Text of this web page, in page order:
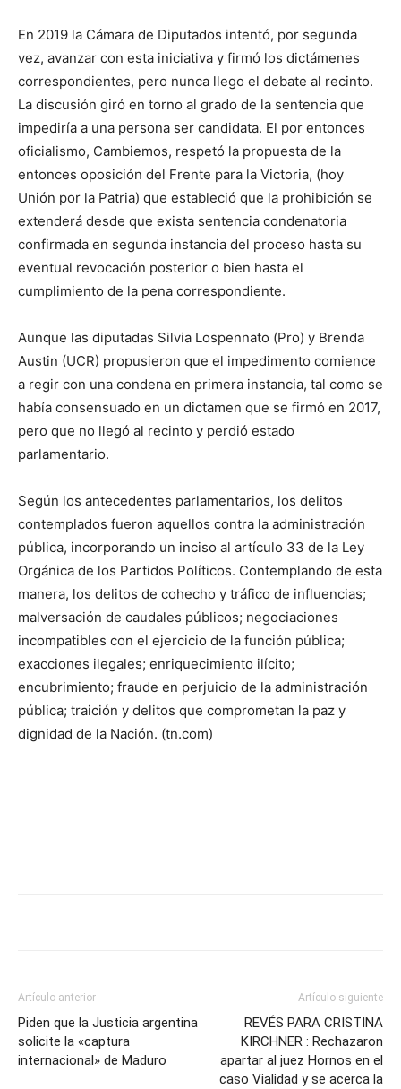
En 2019 la Cámara de Diputados intentó, por segunda
vez, avanzar con esta iniciativa y firmó los dictámenes
correspondientes, pero nunca llego el debate al recinto.
La discusión giró en torno al grado de la sentencia que
impediría a una persona ser candidata. El por entonces
oficialismo, Cambiemos, respetó la propuesta de la
entonces oposición del Frente para la Victoria, (hoy
Unión por la Patria) que estableció que la prohibición se
extenderá desde que exista sentencia condenatoria
confirmada en segunda instancia del proceso hasta su
eventual revocación posterior o bien hasta el
cumplimiento de la pena correspondiente.
Aunque las diputadas Silvia Lospennato (Pro) y Brenda
Austin (UCR) propusieron que el impedimento comience
a regir con una condena en primera instancia, tal como se
había consensuado en un dictamen que se firmó en 2017,
pero que no llegó al recinto y perdió estado
parlamentario.
Según los antecedentes parlamentarios, los delitos
contemplados fueron aquellos contra la administración
pública, incorporando un inciso al artículo 33 de la Ley
Orgánica de los Partidos Políticos. Contemplando de esta
manera, los delitos de cohecho y tráfico de influencias;
malversación de caudales públicos; negociaciones
incompatibles con el ejercicio de la función pública;
exacciones ilegales; enriquecimiento ilícito;
encubrimiento; fraude en perjuicio de la administración
pública; traición y delitos que comprometan la paz y
dignidad de la Nación. (tn.com)
Artículo anterior
Piden que la Justicia argentina
solicite la «captura
internacional» de Maduro
Artículo siguiente
REVÉS PARA CRISTINA
KIRCHNER : Rechazaron
apartar al juez Hornos en el
caso Vialidad y se acerca la